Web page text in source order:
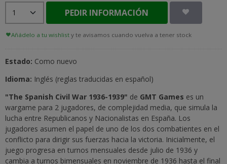
PEDIR INFORMACIÓN
Añádelo a tu wishlist y te avisamos cuando vuelva a tener stock
Estado: Como nuevo
Idioma: Inglés (reglas traducidas en español)
"The Spanish Civil War 1936-1939" de GMT Games es un
wargame para 2 jugadores, de complejidad media, que simula la
lucha entre Republicanos y Nacionalistas en España. Los
jugadores asumen el papel de uno de los dos combatientes en el
conflicto para dirigir sus fuerzas hacia la victoria. Inicialmente, el
juego progresa en turnos mensuales desde julio de 1936 y
cambia a turnos bimensuales en noviembre de 1936 hasta el final